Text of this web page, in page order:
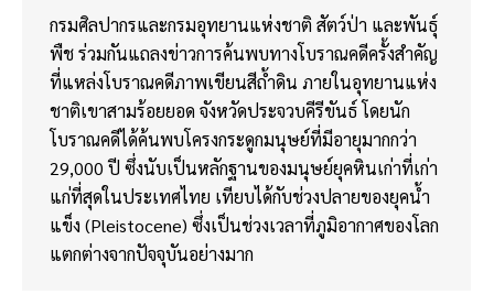
กรมศิลปากรและกรมอุทยานแห่งชาติ สัตว์ป่า และพันธุ์
พืช ร่วมกันแถลงข่าวการค้นพบทางโบราณคดีครั้งสำคัญ
ที่แหล่งโบราณคดีภาพเขียนสีถ้ำดิน ภายในอุทยานแห่ง
ชาติเขาสามร้อยยอด จังหวัดประจวบคีรีขันธ์ โดยนัก
โบราณคดีได้ค้นพบโครงกระดูกมนุษย์ที่มีอายุมากกว่า
29,000 ปี ซึ่งนับเป็นหลักฐานของมนุษย์ยุคหินเก่าที่เก่า
แก่ที่สุดในประเทศไทย เทียบได้กับช่วงปลายของยุคน้ำ
แข็ง (Pleistocene) ซึ่งเป็นช่วงเวลาที่ภูมิอากาศของโลก
แตกต่างจากปัจจุบันอย่างมาก